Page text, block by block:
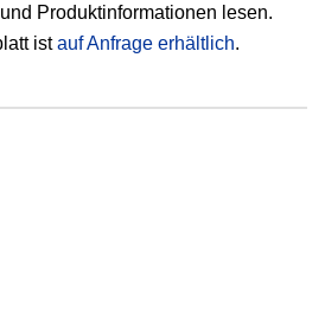
Produktinformationen lesen.
istauf Anfrage erhältlich.